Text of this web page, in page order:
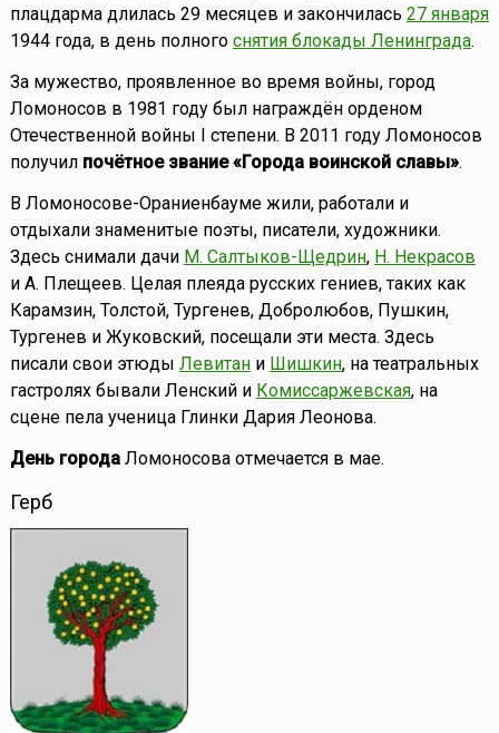
плацдарма длилась 29 месяцев и закончилась 27 января
1944 года, в день полного снятия блокады Ленинграда.
За мужество, проявленное во время войны, город
Ломоносов в 1981 году был награждён орденом
Отечественной войны I степени. В 2011 году Ломоносов
получил почётное звание «Города воинской славы».
В Ломоносове-Ораниенбауме жили, работали и
отдыхали знаменитые поэты, писатели, художники.
Здесь снимали дачи М. Салтыков-Щедрин, Н. Некрасов
и А. Плещеев. Целая плеяда русских гениев, таких как
Карамзин, Толстой, Тургенев, Добролюбов, Пушкин,
Тургенев и Жуковский, посещали эти места. Здесь
писали свои этюды Левитани Шишкин, на театральных
гастролях бывали Ленский и Комиссаржевская, на
сцене пела ученица Глинки Дария Леонова.
День городаЛомоносова отмечается в мае.
Герб